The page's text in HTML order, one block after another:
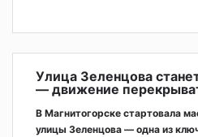
Улица Зеленцова
— движение
В Магнитогорске стартовала
улицы Зеленцова — одна из